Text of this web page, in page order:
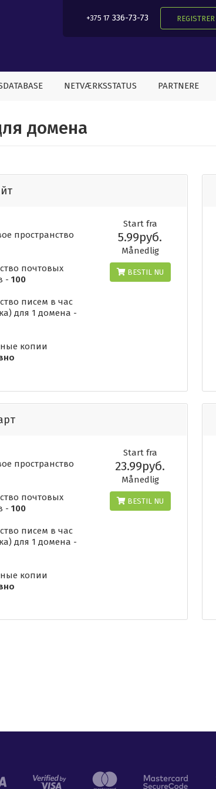
+375 17 336-73-73 REGISTRER
NETVÆRKSSTATUS PARTNERE
домена
пространство
почтовых
- 100
писем в час
для 1 домена -
копии
Start fra
5.99руб.
Månedlig
BESTIL NU
пространство
почтовых
- 100
писем в час
для 1 домена -
копии
Start fra
23.99руб.
Månedlig
BESTIL NU